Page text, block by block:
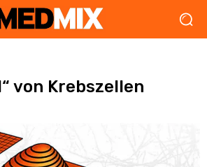
von Krebszellen